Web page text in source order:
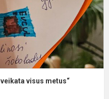
visus metus“